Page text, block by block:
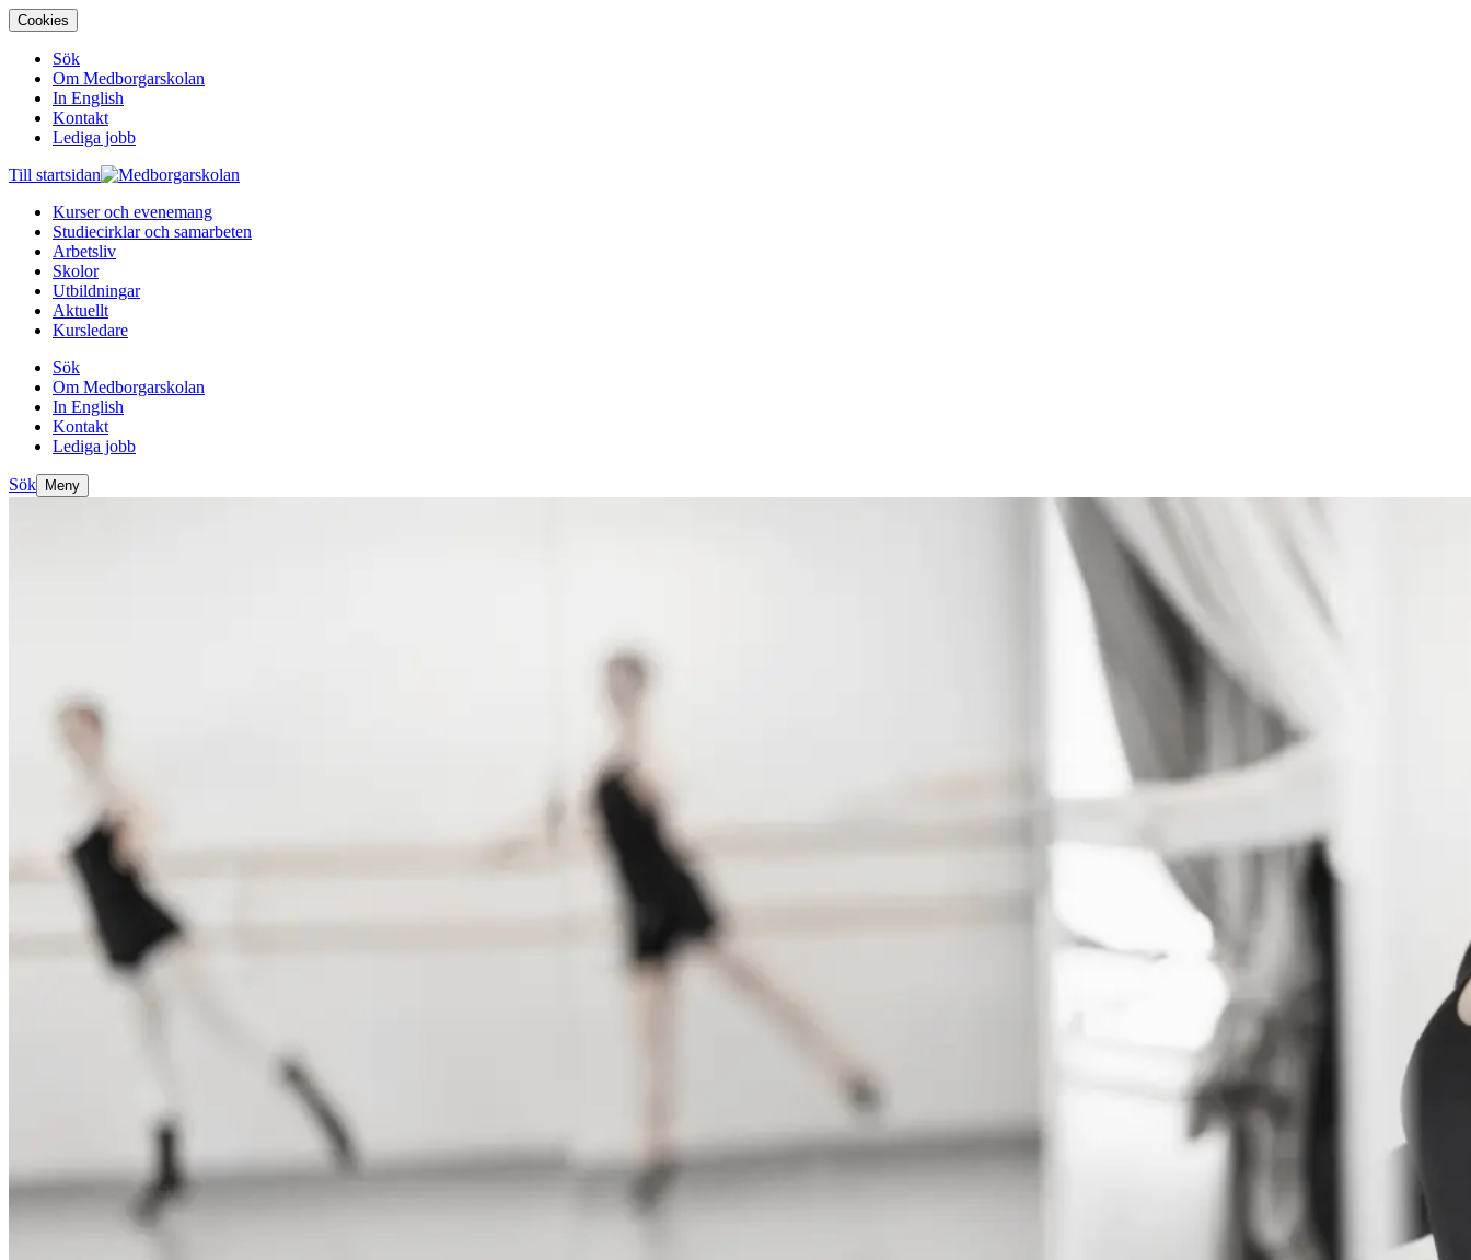
Cookies
Sök
Om Medborgarskolan
In English
Kontakt
Lediga jobb
Till startsidan
Kurser och evenemang
Studiecirklar och samarbeten
Arbetsliv
Skolor
Utbildningar
Aktuellt
Kursledare
Sök
Om Medborgarskolan
In English
Kontakt
Lediga jobb
Sök Meny